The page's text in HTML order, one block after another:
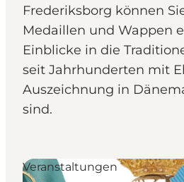
Frederiksborg können
Medaillen und Wappen
Einblicke in die
seit Jahrhunderten mit
Auszeichnung in
sind.
Veranstaltungen